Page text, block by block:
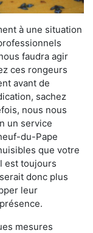
à une situation
faudra agir
ces rongeurs
avant de
sachez
nous nous
un service
du-Pape
que votre
est toujours
donc plus
leur
mesures